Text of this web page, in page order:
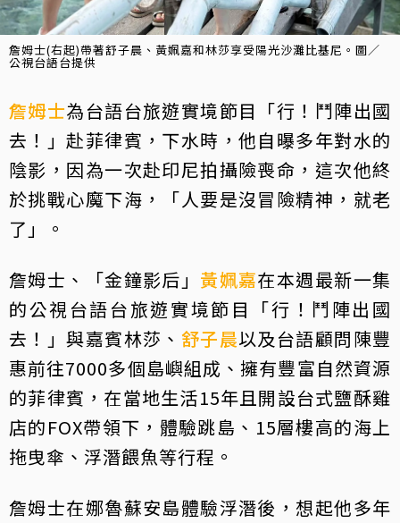
詹姆士(右起)帶著舒子晨、黃姵嘉和林莎享受陽光沙灘比基尼。圖／
公視台語台提供
詹姆士為台語台旅遊實境節目「行！鬥陣出國
去！」赴菲律賓，下水時，他自曝多年對水的
陰影，因為一次赴印尼拍攝險喪命，這次他終
於挑戰心魔下海，「人要是沒冒險精神，就老
了」。
詹姆士、「金鐘影后」 黃姵嘉在本週最新一集
的公視台語台旅遊實境節目「行！鬥陣出國
去！」與嘉賓林莎、 舒子晨以及台語顧問陳豐
惠前往7000多個島嶼組成、擁有豐富自然資源
的菲律賓，在當地生活15年且開設台式鹽酥雞
店的FOX帶領下，體驗跳島、15層樓高的海上
拖曳傘、浮潛餵魚等行程。
詹姆士在娜魯蘇安島體驗浮潛後，想起他多年